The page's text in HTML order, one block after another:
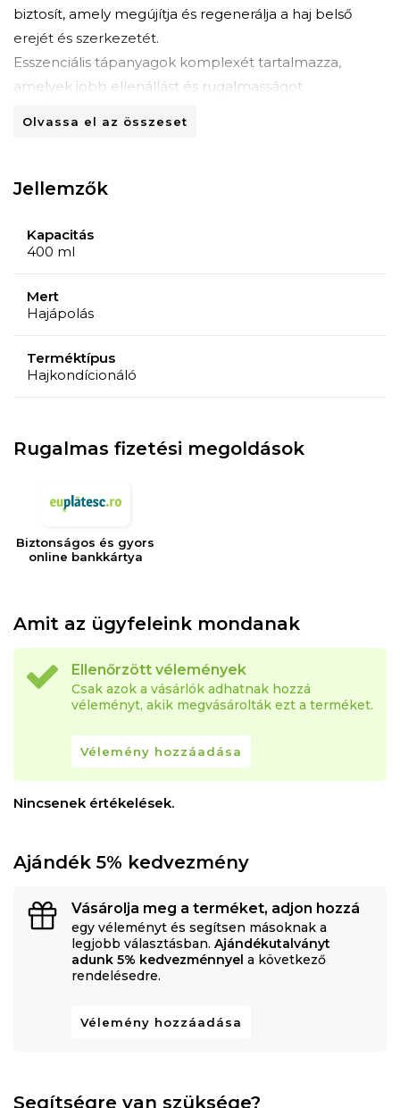
biztosít, amely megújítja és regenerálja a haj belső
erejét és szerkezetét.
Esszenciális tápanyagok komplexét tartalmazza,
amelyek jobb ellenállást és rugalmasságot
biztosít a festett hajnak.
provitamin és E-vitamin.
tenyerébe, masszírozza enyhén, és formázza tetszés
szerint. Használható nedves vagy száraz hajon. Öblítés
KÖVETELÉSEK
Olvassa el az összeset
Jellemzők
Kapacitás
400 ml
Mert
Hajápolás
Terméktípus
Hajkondícionáló
Rugalmas fizetési megoldások
Biztonságos és gyors
online bankkártya
Amit az ügyfeleink mondanak
Ellenőrzött vélemények
Csak azok a vásárlók adhatnak hozzá
véleményt, akik megvásárolták ezt a terméket.
Vélemény hozzáadása
Nincsenek értékelések.
Ajándék 5% kedvezmény
Vásárolja meg a terméket, adjon hozzá
egy véleményt és segítsen másoknak a
legjobb választásban. Ajándékutalványt
adunk 5% kedvezménnyel a következő
rendelésedre.
Vélemény hozzáadása
Segítségre van szüksége?